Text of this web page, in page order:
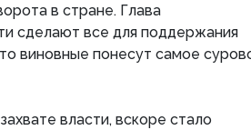
в стране. Глава
сделают все для поддержания
виновные понесут самое
власти, вскоре стало